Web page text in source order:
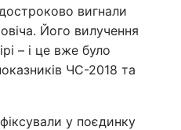
вигнали
Його вилучення
– і це вже було
ЧС-2018 та
у поєдинку